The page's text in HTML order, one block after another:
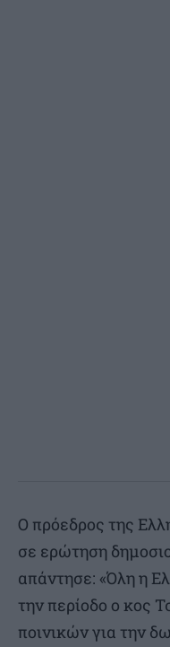
Ο πρόεδρος της
σε ερώτηση
απάντησε: «Όλη η
την περίοδο ο κος
ποινικών για την